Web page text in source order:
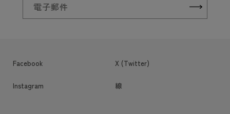
電子郵件
Facebook X (Twitter)
Instagram 線